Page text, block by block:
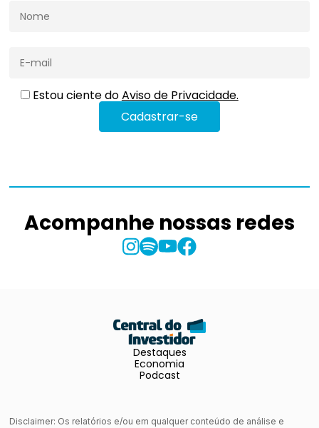
Estou ciente doAviso de Privacidade.
Acompanhe nossas redes
Destaques
Economia
Podcast
Disclaimer: Os relatórios e/ou em qualquer conteúdo de análise e